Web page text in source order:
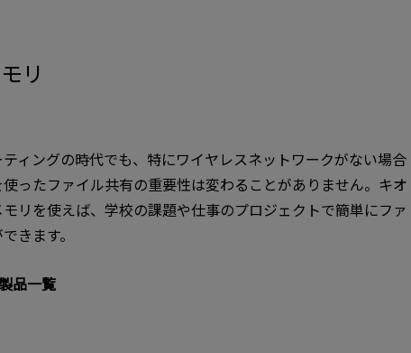
リ
ィングの時代でも、特にワイヤレスネットワークがない場合
ったファイル共有の重要性は変わることがありません。キオ
リを使えば、学校の課題や仕事のプロジェクトで簡単にファ
きます。
品一覧